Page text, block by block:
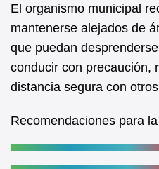
El organismo municipal
mantenerse alejados de
que puedan
conducir con precaución,
distancia segura con
Recomendaciones para